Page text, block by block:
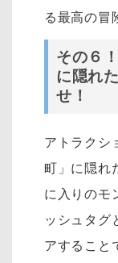
る最高の冒
その６
に隠れ
せ！
アトラクシ
町」に隠れ
に入りのモ
ッシュタグ
アすること